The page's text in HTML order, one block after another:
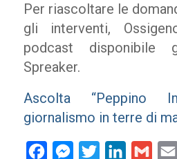
Per riascoltare le
gli interventi,
podcast disponibile
Spreaker.
Ascolta “Peppino
giornalismo in terre di
FacebookMessenger
Twitter LinkedInGmail